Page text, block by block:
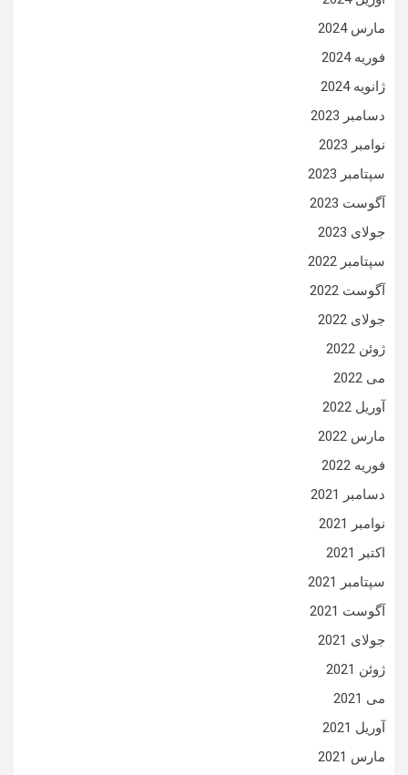
مارس 2024
فوریه 2024
ژانویه 2024
دسامبر 2023
نوامبر 2023
سپتامبر 2023
آگوست 2023
جولای 2023
سپتامبر 2022
آگوست 2022
جولای 2022
ژوئن 2022
می 2022
آوریل 2022
مارس 2022
فوریه 2022
دسامبر 2021
نوامبر 2021
اکتبر 2021
سپتامبر 2021
آگوست 2021
جولای 2021
ژوئن 2021
می 2021
آوریل 2021
مارس 2021